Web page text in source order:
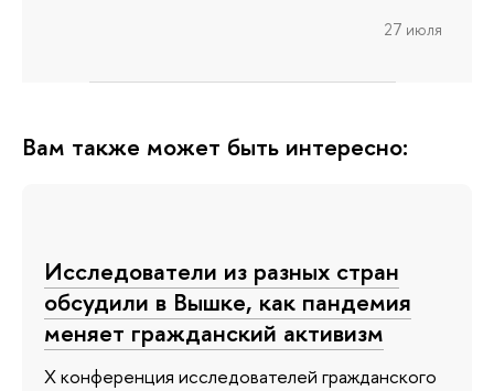
27 июля
Вам также может быть интересно:
Исследователи из разных стран
обсудили в Вышке, как пандемия
меняет гражданский активизм
X конференция исследователей гражданского